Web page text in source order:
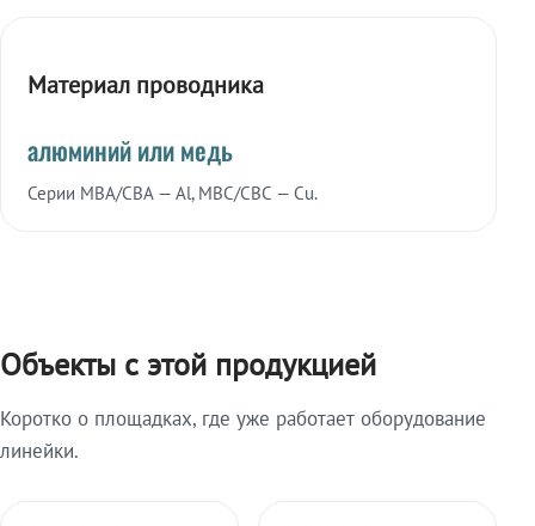
Материал проводника
алюминий или медь
Серии МВА/СВА — Al, МВС/СВС — Cu.
Объекты с этой продукцией
Коротко о площадках, где уже работает оборудование
линейки.